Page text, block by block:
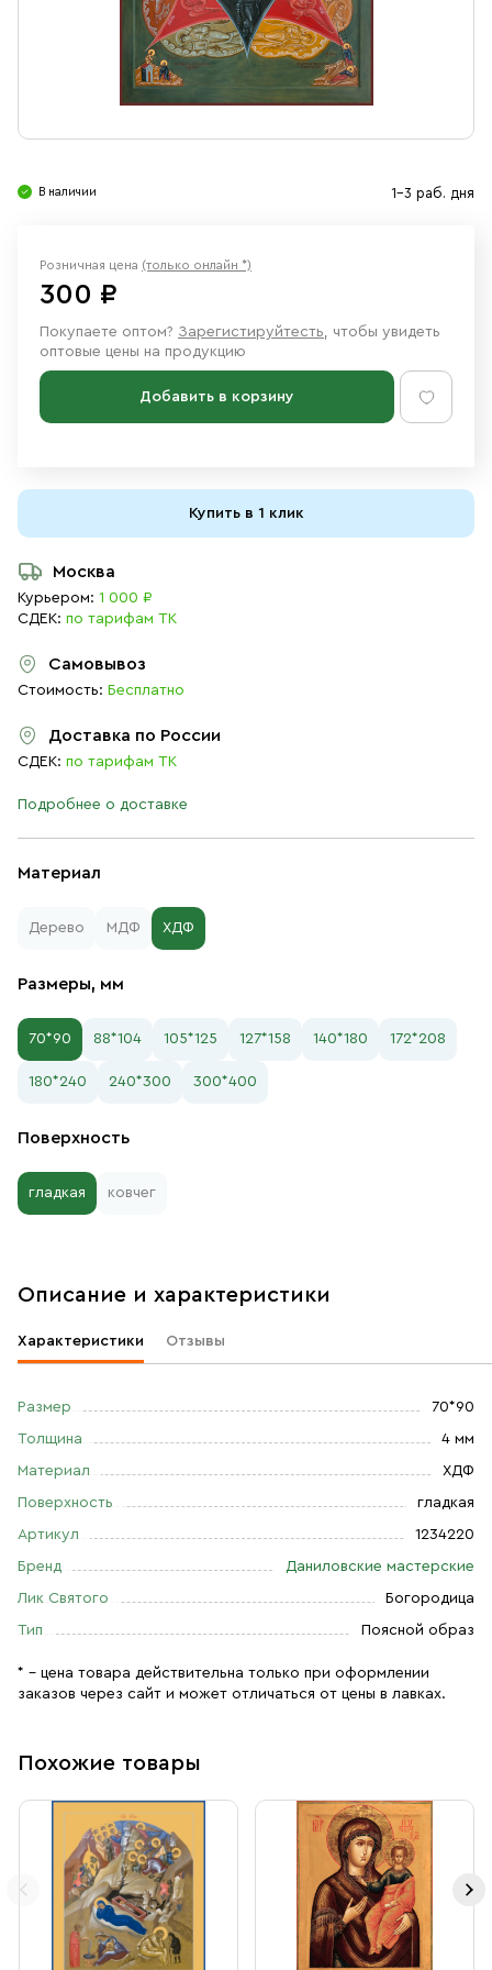
Ювелирные изделия
В наличии 1-3 раб. дня
Материал
Дерево МДФ ХДФ
Размеры, мм
70*90 88*104 105*125 127*158 140*180 172*208
180*240 240*300 300*400
Поверхность
гладкая ковчег
Розничная цена (только онлайн *)
300 ₽
Покупаете оптом? Зарегистируйтесть, чтобы увидеть
оптовые цены на продукцию
Добавить в корзину
Купить в 1 клик
Москва
Курьером: 1 000 ₽
СДЕК: по тарифам ТК
Самовывоз
Стоимость: Бесплатно
Доставка по России
СДЕК: по тарифам ТК
Подробнее о доставке
Описание и характеристики
Характеристики Отзывы
Размер 70*90
Толщина 4 мм
Материал ХДФ
Поверхность гладкая
Артикул 1234220
Бренд Даниловские мастерские
Лик Святого Богородица
Тип Поясной образ
* – цена товара действительна только при оформлении
заказов через сайт и может отличаться от цены в лавках.
Похожие товары